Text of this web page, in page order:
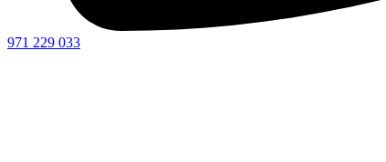
971 229 033